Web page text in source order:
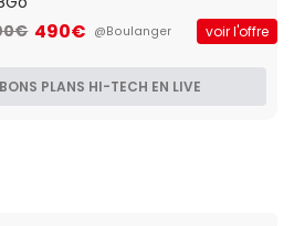
490€ @Boulanger voir l'offre
PLANS HI-TECH EN LIVE